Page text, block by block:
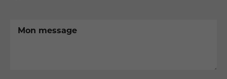
Mon message